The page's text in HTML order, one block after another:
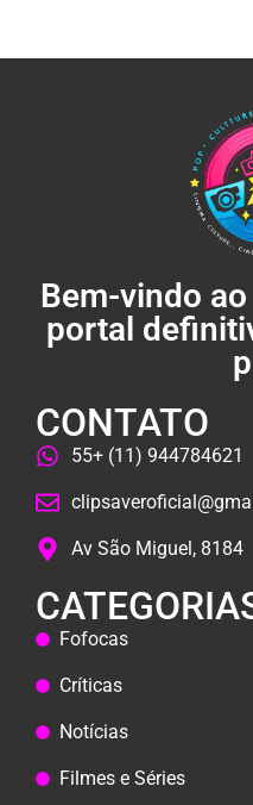
Bem-vindo
portal
CONTATO
55+ (11) 944784621
Av São Miguel, 8184
Fofocas
Críticas
Notícias
Filmes e Séries